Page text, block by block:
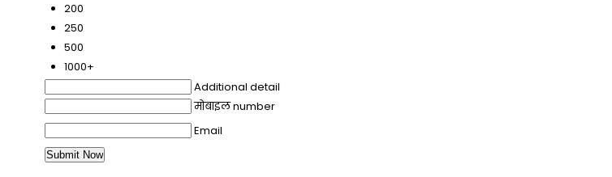
200
250
500
1000+
Additional detail
मोबाइल number
Email